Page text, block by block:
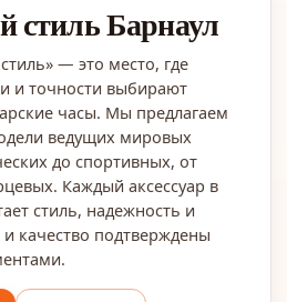
стиль Барнаул
— это место, где
и точности выбирают
часы. Мы предлагаем
ведущих мировых
до спортивных, от
Каждый аксессуар в
стиль, надежность и
и качество подтверждены